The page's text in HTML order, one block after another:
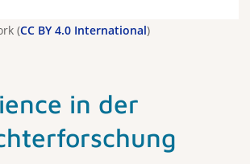
(CC BY 4.0 International)
in der